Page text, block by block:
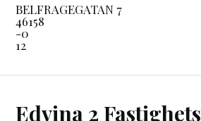
BELFRAGEGATAN 7
46158
-0
12
Edvina 2 Fastighets